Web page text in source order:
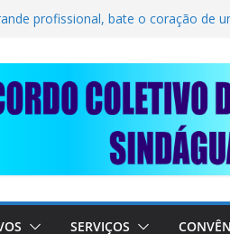
AJUDE O NOSSO
DO SINDÁGUA/RN! 📢
em importante debate com o
SABESP! 🚨
SERVIÇOS